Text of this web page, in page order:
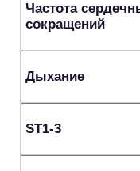
Частота
сокращений
Дыхание
SТ1-3